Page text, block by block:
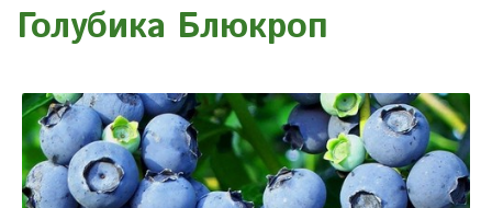
Голубика Блюкроп